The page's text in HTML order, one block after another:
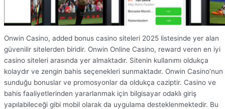
Onwin Casino, added bonus casino siteleri 2025 listesinde yer alan
güvenilir sitelerden biridir. Onwin Online Casino, reward veren en iyi
casino siteleri arasında yer almaktadır. Sitenin kullanımı oldukça
kolaydır ve zengin bahis seçenekleri sunmaktadır. Onwin Casino’nun
sunduğu bonuslar ve promosyonlar da oldukça caziptir. Casino ve
bahis faaliyetlerinden yararlanmak için bilgisayar odaklı giriş
yapılabileceği gibi mobil olarak da uygulama desteklenmektedir. Bu